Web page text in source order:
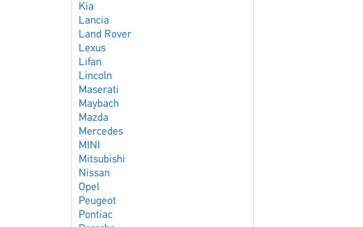
Kia
Lancia
Land Rover
Lexus
Lifan
Lincoln
Maserati
Maybach
Mazda
Mercedes
MINI
Mitsubishi
Nissan
Opel
Peugeot
Pontiac